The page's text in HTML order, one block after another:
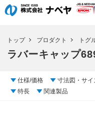
トップ プロダクト トグ
ラバーキャップ
仕様/価格 寸法図・サイ
特長
関連製品